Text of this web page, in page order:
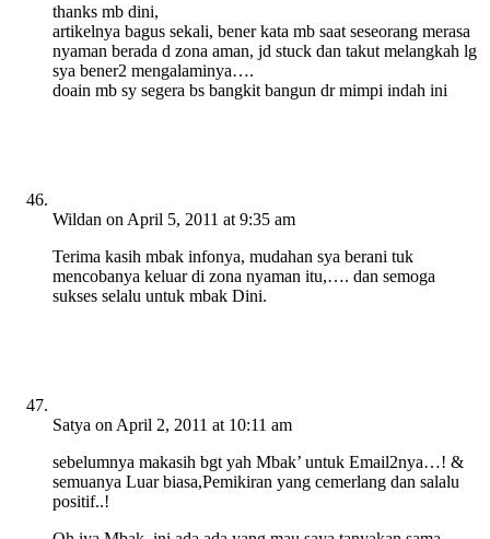
thanks mb dini,
artikelnya bagus sekali, bener kata mb saat seseorang merasa
nyaman berada d zona aman, jd stuck dan takut melangkah lg
sya bener2 mengalaminya….
doain mb sy segera bs bangkit bangun dr mimpi indah ini
Wildan on April 5, 2011 at 9:35 am
Terima kasih mbak infonya, mudahan sya berani tuk
mencobanya keluar di zona nyaman itu,…. dan semoga
sukses selalu untuk mbak Dini.
Satya on April 2, 2011 at 10:11 am
sebelumnya makasih bgt yah Mbak’ untuk Email2nya…! &
semuanya Luar biasa,Pemikiran yang cemerlang dan salalu
positif..!